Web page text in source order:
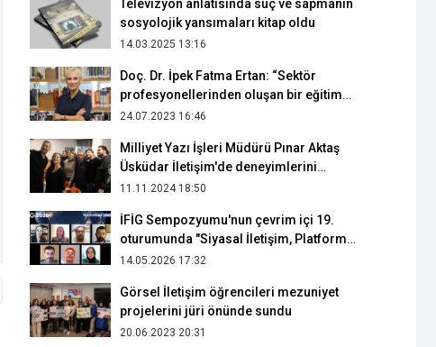
Televizyon anlatısında suç ve sapmanın
sosyolojik yansımaları kitap oldu
14.03.2025 13:16
Doç. Dr. İpek Fatma Ertan: “Sektör
profesyonellerinden oluşan bir eğitim
kadrosuna sahibiz”
24.07.2023 16:46
Milliyet Yazı İşleri Müdürü Pınar Aktaş
Üsküdar İletişim'de deneyimlerini
paylaştı
11.11.2024 18:50
İFİG Sempozyumu'nun çevrim içi 19.
oturumunda "Siyasal İletişim, Platform
Yönetişimi ve Kriz" konuşuldu
14.05.2026 17:32
Görsel İletişim öğrencileri mezuniyet
projelerini jüri önünde sundu
20.06.2023 20:31